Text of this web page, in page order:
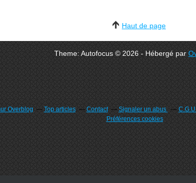
Haut de page
Theme: Autofocus © 2026 - Hébergé par
Overblog Top articles Contact Signaler un abus
Préférences cookies